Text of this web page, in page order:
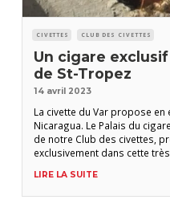
CIVETTES CLUB DES CIVETTES
Un cigare
de St-Tropez
14 avril 2023
La civette du Var propose en
Nicaragua. Le Palais du
de notre Club des civettes,
exclusivement dans cette
au Nicaragua, est baptisé
composé
LIRE LA SUITE